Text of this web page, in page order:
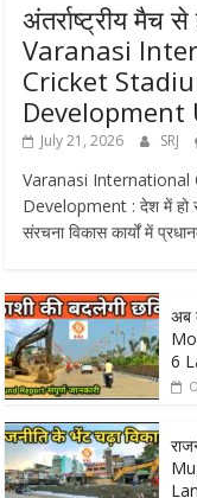
अंतर्राष्ट्रीय मैच
Varanasi
Cricket
Development
July 21, 2026 SRJ
Varanasi International
Development : देश में हो
संरचना विकास कार्यों में
अब
6